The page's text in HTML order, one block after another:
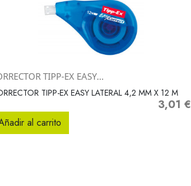
Vista rápida
TIPP-EX EASY...
TIPP-EX EASY LATERAL 4,2 MM X 12 M
Precio
3,01 €
al carrito